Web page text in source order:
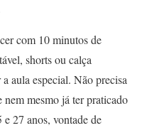
com 10 minutos de
shorts ou calça
aula especial. Não precisa
mesmo já ter praticado
e 27 anos, vontade de